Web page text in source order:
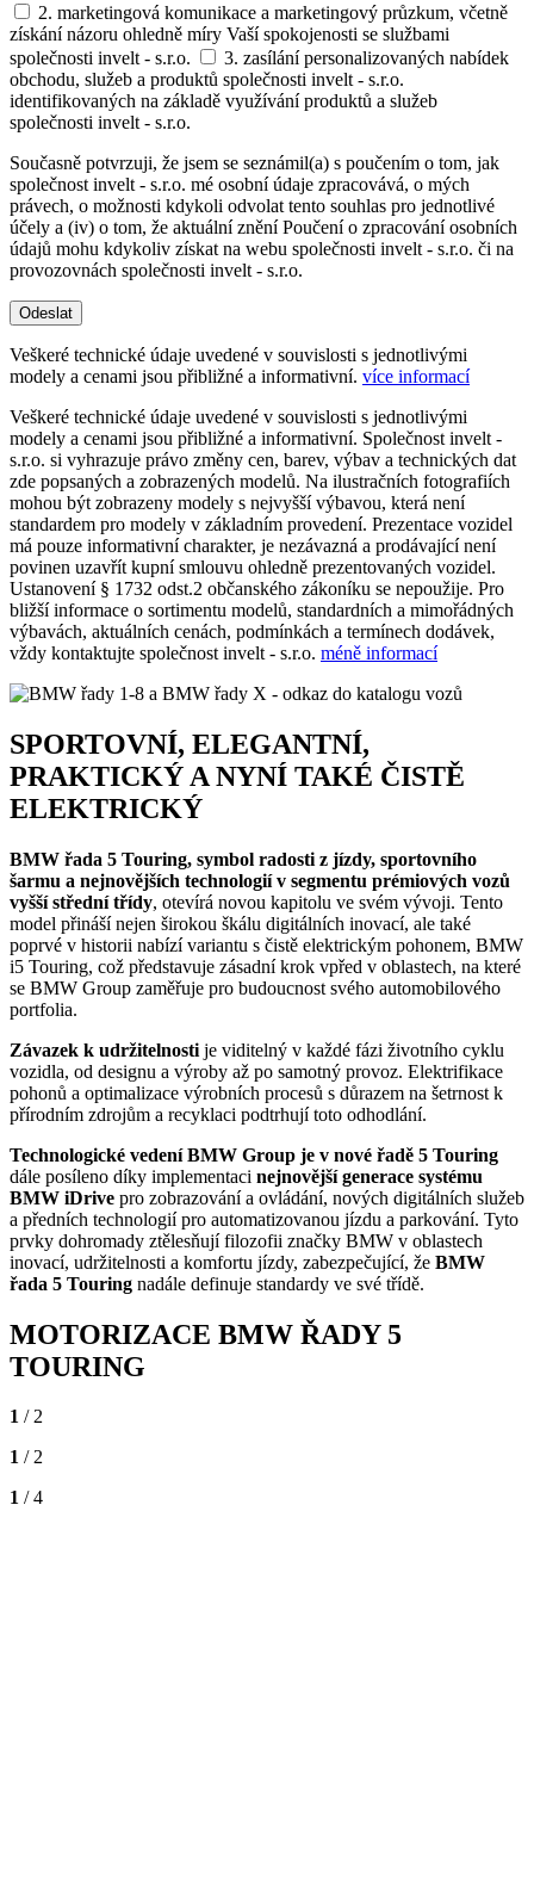
2. marketingová komunikace a marketingový průzkum, včetně
získání názoru ohledně míry Vaší spokojenosti se službami
společnosti invelt - s.r.o.
3. zasílání personalizovaných nabídek
obchodu, služeb a produktů společnosti invelt - s.r.o.
identifikovaných na základě využívání produktů a služeb
společnosti invelt - s.r.o.
Současně potvrzuji, že jsem se seznámil(a) s poučením o tom, jak
společnost invelt - s.r.o. mé osobní údaje zpracovává, o mých
právech, o možnosti kdykoli odvolat tento souhlas pro jednotlivé
účely a (iv) o tom, že aktuální znění Poučení o zpracování osobních
údajů mohu kdykoliv získat na webu společnosti invelt - s.r.o. či na
provozovnách společnosti invelt - s.r.o.
Odeslat
Veškeré technické údaje uvedené v souvislosti s jednotlivými
modely a cenami jsou přibližné a informativní. více informací
Veškeré technické údaje uvedené v souvislosti s jednotlivými
modely a cenami jsou přibližné a informativní. Společnost invelt -
s.r.o. si vyhrazuje právo změny cen, barev, výbav a technických dat
zde popsaných a zobrazených modelů. Na ilustračních fotografiích
mohou být zobrazeny modely s nejvyšší výbavou, která není
standardem pro modely v základním provedení. Prezentace vozidel
má pouze informativní charakter, je nezávazná a prodávající není
povinen uzavřít kupní smlouvu ohledně prezentovaných vozidel.
Ustanovení § 1732 odst.2 občanského zákoníku se nepoužije. Pro
bližší informace o sortimentu modelů, standardních a mimořádných
výbavách, aktuálních cenách, podmínkách a termínech dodávek,
vždy kontaktujte společnost invelt - s.r.o. méně informací
SPORTOVNÍ, ELEGANTNÍ,
PRAKTICKÝ A NYNÍ TAKÉ ČISTĚ
ELEKTRICKÝ
BMW řada 5 Touring, symbol radosti z jízdy, sportovního
šarmu a nejnovějších technologií v segmentu prémiových vozů
vyšší střední třídy, otevírá novou kapitolu ve svém vývoji. Tento
model přináší nejen širokou škálu digitálních inovací, ale také
poprvé v historii nabízí variantu s čistě elektrickým pohonem, BMW
i5 Touring, což představuje zásadní krok vpřed v oblastech, na které
se BMW Group zaměřuje pro budoucnost svého automobilového
portfolia.
Závazek k udržitelnosti je viditelný v každé fázi životního cyklu
vozidla, od designu a výroby až po samotný provoz. Elektrifikace
pohonů a optimalizace výrobních procesů s důrazem na šetrnost k
přírodním zdrojům a recyklaci podtrhují toto odhodlání.
Technologické vedení BMW Group je v nové řadě 5 Touring
dále posíleno díky implementaci nejnovější generace systému
BMW iDrive pro zobrazování a ovládání, nových digitálních služeb
a předních technologií pro automatizovanou jízdu a parkování. Tyto
prvky dohromady ztělesňují filozofii značky BMW v oblastech
inovací, udržitelnosti a komfortu jízdy, zabezpečující, že BMW
řada 5 Touring nadále definuje standardy ve své třídě.
MOTORIZACE BMW ŘADY 5
TOURING
1 / 2
1 / 2
1 / 4